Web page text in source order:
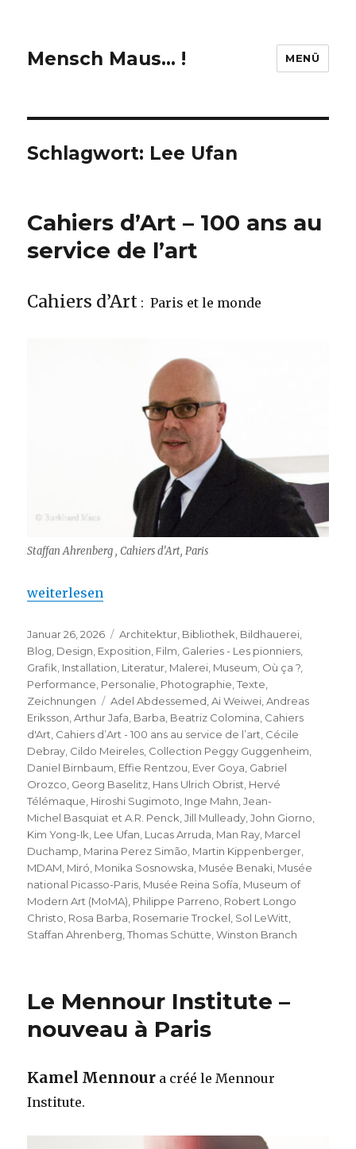
Mensch Maus… ! MENÜ
Schlagwort: Lee Ufan
Cahiers d’Art – 100 ans au
service de l’art
Cahiers d’Art : Paris et le monde
Staffan Ahrenberg , Cahiers d’Art, Paris
„Cahiers d’Art – 100 ans au service de l’art“
weiterlesen
Veröffentlicht
am
Januar 26, 2026 Kategorien
Architektur, Bibliothek, Bildhauerei,
Blog, Design, Exposition, Film, Galeries - Les pionniers,
Grafik, Installation, Literatur, Malerei, Museum, Où ça ?,
Performance, Personalie, Photographie,Texte,
Zeichnungen
Schlagwörter
Adel Abdessemed,Ai Weiwei,Andreas
Eriksson,Arthur Jafa, Barba, Beatriz Colomina, Cahiers
d'Art, Cahiers d’Art - 100 ans au service de l’art, Cécile
Debray, Cildo Meireles, Collection Peggy Guggenheim,
Daniel Birnbaum, Effie Rentzou, Ever Goya, Gabriel
Orozco, Georg Baselitz, Hans Ulrich Obrist, Hervé
Télémaque, Hiroshi Sugimoto, Inge Mahn,Jean-
Michel Basquiat et A.R. Penck,Jill Mulleady,John Giorno,
Kim Yong-Ik, Lee Ufan, Lucas Arruda, Man Ray, Marcel
Duchamp, Marina Perez Simão, Martin Kippenberger,
MDAM, Miró, Monika Sosnowska, Musée Benaki, Musée
national Picasso-Paris, Musée Reina Sofía, Museum of
Modern Art (MoMA), Philippe Parreno, Robert Longo
Christo, Rosa Barba, Rosemarie Trockel, Sol LeWitt,
Staffan Ahrenberg,Thomas Schütte,Winston Branch
Le Mennour Institute –
nouveau à Paris
Kamel Mennour a créé le Mennour
Institute.